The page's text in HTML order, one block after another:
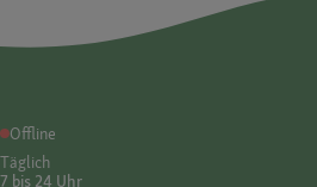
Offline
Täglich
7 bis 24 Uhr